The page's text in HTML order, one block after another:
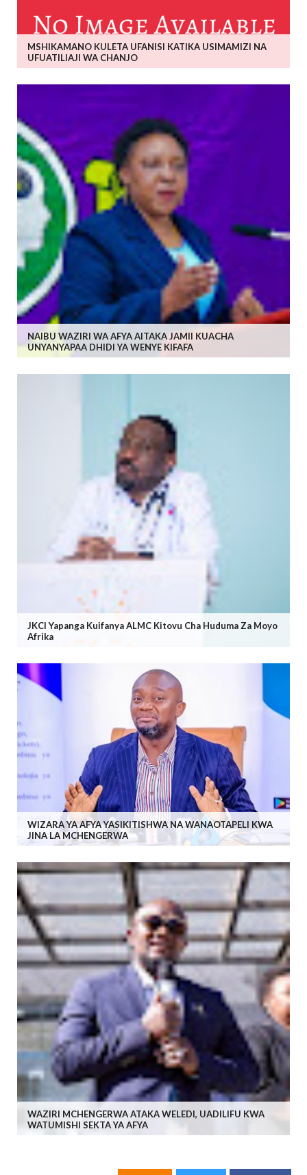
MSHIKAMANO KULETA UFANISI KATIKA USIMAMIZI NA
UFUATILIAJI WA CHANJO
NAIBU WAZIRI WA AFYA AITAKA JAMII KUACHA
UNYANYAPAA DHIDI YA WENYE KIFAFA
JKCI Yapanga Kuifanya ALMC Kitovu Cha Huduma Za Moyo
Afrika
WIZARA YA AFYA YASIKITISHWA NA WANAOTAPELI KWA
JINA LA MCHENGERWA
WAZIRI MCHENGERWA ATAKA WELEDI, UADILIFU KWA
WATUMISHI SEKTA YA AFYA